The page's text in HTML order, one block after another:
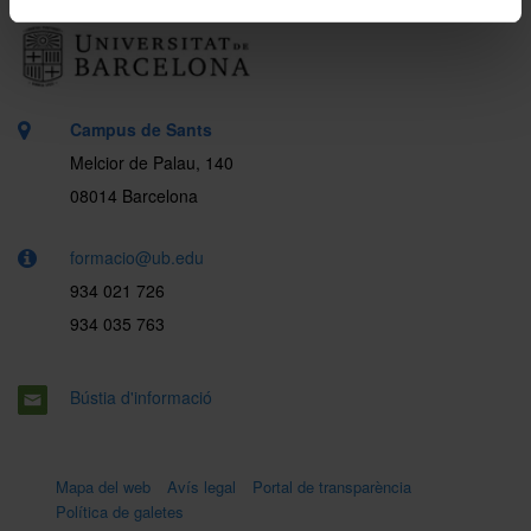
Campus de Sants
Melcior de Palau, 140
08014 Barcelona
formacio@ub.edu
934 021 726
934 035 763
Bústia d'informació
Mapa del web Avís legal
Portal de transparència
Política de galetes